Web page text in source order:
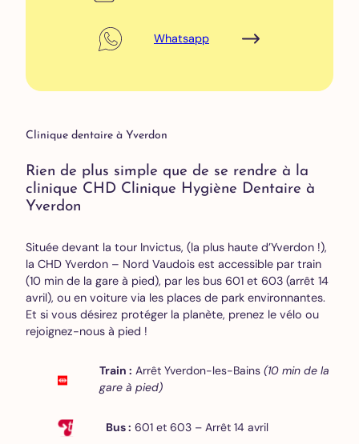
Whatsapp
Clinique dentaire à Yverdon
Rien de plus simple que de se rendre à la
clinique CHD Clinique Hygiène Dentaire à
Yverdon
Située devant la tour Invictus, (la plus haute d’Yverdon !),
la CHD Yverdon – Nord Vaudois est accessible par train
(10 min de la gare à pied), par les bus 601 et 603 (arrêt 14
avril), ou en voiture via les places de park environnantes.
Et si vous désirez protéger la planète, prenez le vélo ou
rejoignez-nous à pied !
Train : Arrêt Yverdon-les-Bains(10 min de la
gare à pied)
Bus : 601 et 603 – Arrêt 14 avril